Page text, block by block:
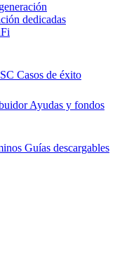
dedicadas
Casos de éxito
Ayudas y fondos
Guías descargables